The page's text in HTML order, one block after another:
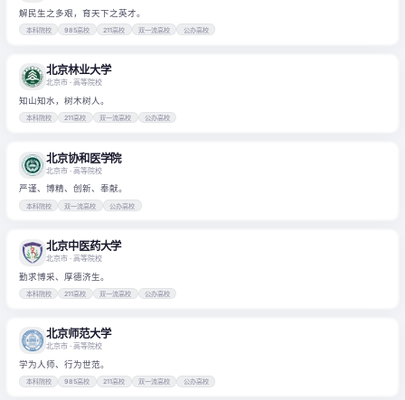
解民生之多艰，育天下之英才。
本科院校 985高校 211高校 双一流高校 公办高校
北京林业大学
北京市· 高等院校
知山知水，树木树人。
本科院校 211高校 双一流高校 公办高校
北京协和医学院
北京市· 高等院校
严谨、博精、创新、奉献。
本科院校 双一流高校 公办高校
北京中医药大学
北京市· 高等院校
勤求博采、厚德济生。
本科院校 211高校 双一流高校 公办高校
北京师范大学
北京市· 高等院校
学为人师、行为世范。
本科院校 985高校 211高校 双一流高校 公办高校